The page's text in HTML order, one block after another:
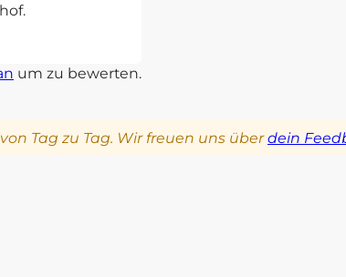
um zu bewerten.
Tag zu Tag. Wir freuen uns überdein